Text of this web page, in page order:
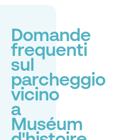
Domande
frequenti
sul
parcheggio
vicino
a
Muséum